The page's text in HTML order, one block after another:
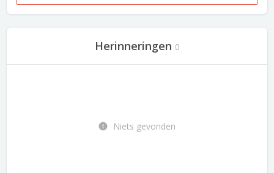
Herinneringen 0
Niets gevonden